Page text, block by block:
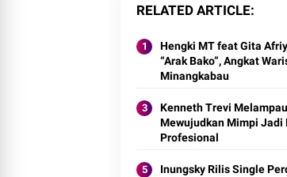
RELATED ARTICLE
Hengki MT feat Gita
“Arak Bako”, Angkat
Minangkabau
Kenneth Trevi
Mewujudkan Mimpi Jadi
Profesional
Inungsky Rilis Single